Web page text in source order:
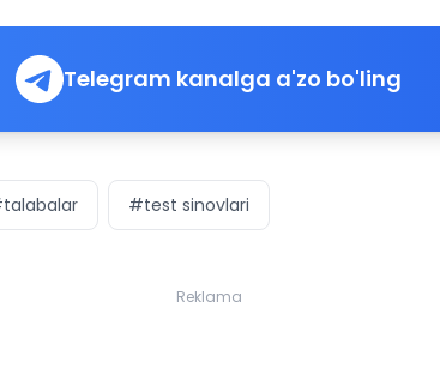
Telegram kanalga a'zo bo'ling
#test sinovlari
Reklama